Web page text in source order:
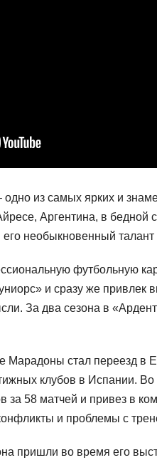
одно из самых ярких и
Аргентина, в бедной
его необыкновенный
футбольную
и сразу же
За два сезона в
стал переезд в
клубов в Испании.
за 58 матчей и привез в
и проблемы с
пришли во время его